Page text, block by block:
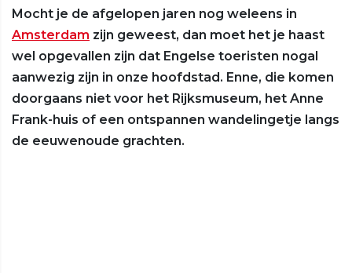
Mocht je de afgelopen jaren nog weleens in
Amsterdam zijn geweest, dan moet het je haast
wel opgevallen zijn dat Engelse toeristen nogal
aanwezig zijn in onze hoofdstad. Enne, die komen
doorgaans niet voor het Rijksmuseum, het Anne
Frank-huis of een ontspannen wandelingetje langs
de eeuwenoude grachten.